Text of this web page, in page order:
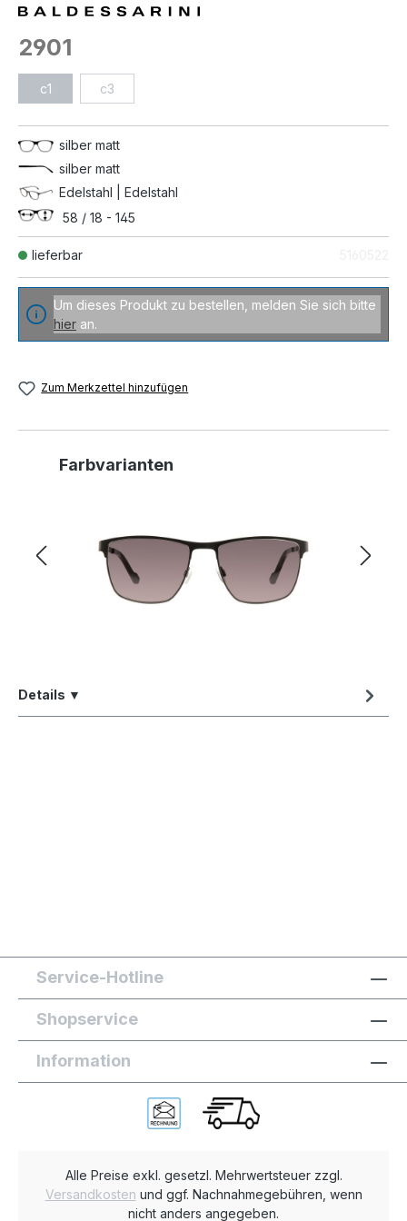
lieferbar
2901
c1 c3
silber matt
silber matt
Edelstahl | Edelstahl
58 / 18 - 145
Um dieses Produkt zu bestellen, melden Sie sich bitte
hier an.
Zum Merkzettel hinzufügen
Produktgalerie überspringen
Farbvarianten
Details ▼
Service-Hotline
Shopservice
Information
Alle Preise exkl. gesetzl. Mehrwertsteuer zzgl.
Versandkosten und ggf. Nachnahmegebühren, wenn
nicht anders angegeben.